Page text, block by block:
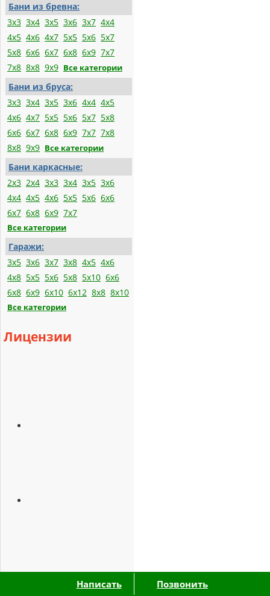
Бани из бревна:
3x3 3x4 3x5 3x6 3x7 4x4
4x5 4x6 4x7 5x5 5x6 5x7
5x8 6x6 6x7 6x8 6x9 7x7
7x8 8x8 9x9 Все категории
Бани из бруса:
3x3 3x4 3x5 3x6 4x4 4x5
4x6 4x7 5x5 5x6 5x7 5x8
6x6 6x7 6x8 6x9 7x7 7x8
8x8 9x9 Все категории
Бани каркасные:
2x3 2x4 3x3 3x4 3x5 3x6
4x4 4x5 4x6 5x5 5x6 6x6
6x7 6x8 6x9 7x7
Все категории
Гаражи:
3x5 3x6 3x7 3x8 4x5 4x6
4x8 5x5 5x6 5x8 5x10 6x6
6x8 6x9 6x10 6x12 8x8 8x10
Все категории
Лицензии
Написать Позвонить